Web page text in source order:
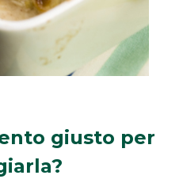
giusto per